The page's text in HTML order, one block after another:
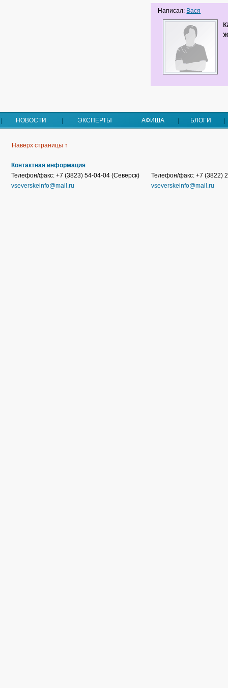
Написал: Вася
НОВОСТИ ЭКСПЕРТЫ АФИША БЛОГИ
Наверх страницы ↑
Контактная информация
Телефон/факс: +7 (3823) 54-04-04 (Северск)
vseverskeinfo@mail.ru
Телефон/факс: +7 (3822)
vseverskeinfo@mail.ru